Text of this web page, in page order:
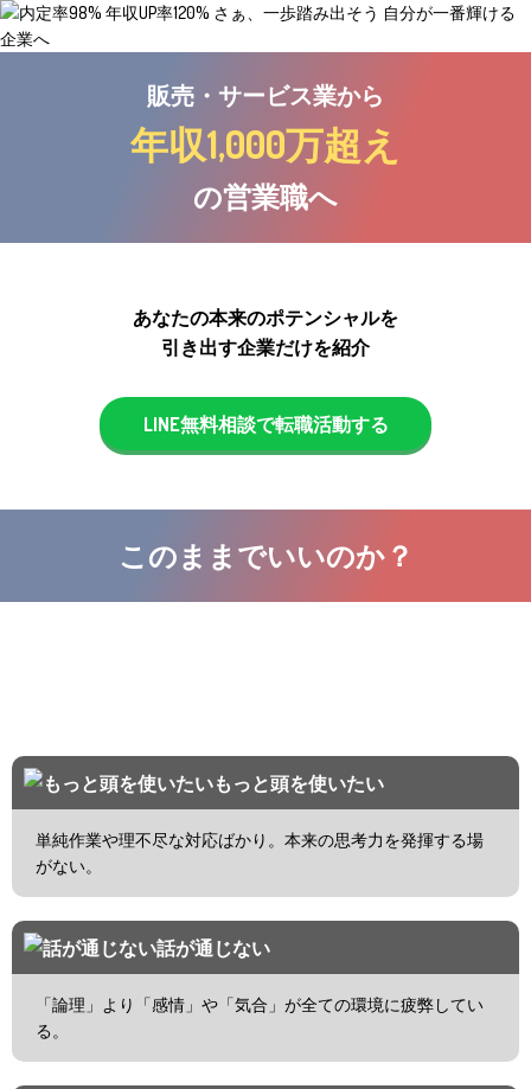
販売・サービス業から
年収1,000万超え
の営業職へ
あなたの本来のポテンシャルを
引き出す企業だけを紹介
LINE無料相談で転職活動する
このままでいいのか？
もっと頭を使いたい
単純作業や理不尽な対応ばかり。本来の思考力を発揮する場
がない。
話が通じない
「論理」より「感情」や「気合」が全ての環境に疲弊してい
る。